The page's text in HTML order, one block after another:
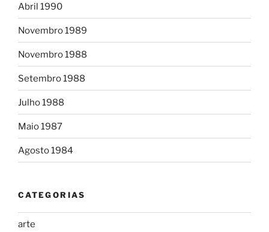
Abril 1990
Novembro 1989
Novembro 1988
Setembro 1988
Julho 1988
Maio 1987
Agosto 1984
CATEGORIAS
arte